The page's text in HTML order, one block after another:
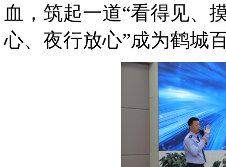
血，筑起一道“看得见、
心、夜行放心”成为鹤城